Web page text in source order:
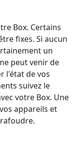
Box. Certains
fixes. Si aucun
un
peut venir de
l'état de vos
suivez le
votre Box. Une
appareils et